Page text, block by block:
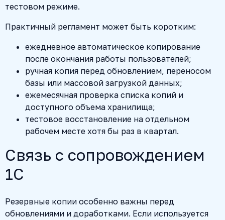
тестовом режиме.
Практичный регламент может быть коротким:
ежедневное автоматическое копирование
после окончания работы пользователей;
ручная копия перед обновлением, переносом
базы или массовой загрузкой данных;
ежемесячная проверка списка копий и
доступного объема хранилища;
тестовое восстановление на отдельном
рабочем месте хотя бы раз в квартал.
Связь с сопровождением
1С
Резервные копии особенно важны перед
обновлениями и доработками. Если используется